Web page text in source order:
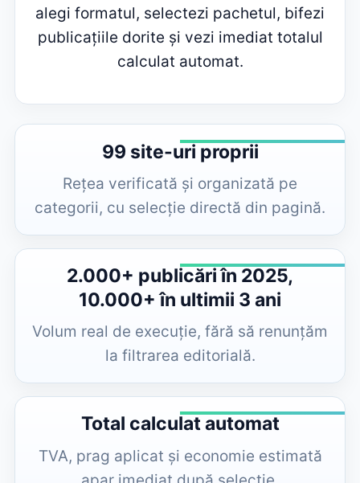
alegi formatul, selectezi pachetul, bifezi
publicațiile dorite și vezi imediat totalul
calculat automat.
99 site-uri proprii
Rețea verificată și organizată pe
categorii, cu selecție directă din pagină.
2.000+ publicări în 2025,
10.000+ în ultimii 3 ani
Volum real de execuție, fără să renunțăm
la filtrarea editorială.
Total calculat automat
TVA, prag aplicat și economie estimată